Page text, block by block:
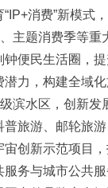
消费”新模式
、主题消费季等
钟便民生活圈，
潜力，构建全域
滨水区，创新
普旅游、邮轮旅
宙创新示范项目
服务与城市公共